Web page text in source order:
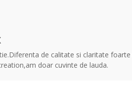
de calitate si claritate
doar cuvinte de lauda.